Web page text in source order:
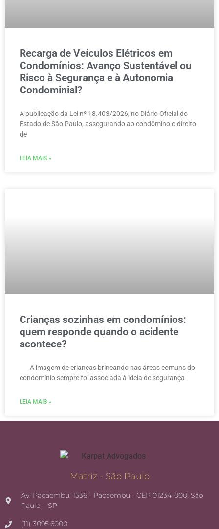
Recarga de Veículos Elétricos em
Condomínios: Avanço Sustentável ou
Risco à Segurança e à Autonomia
Condominial?
A publicação da Lei nº 18.403/2026, no Diário Oficial do
Estado de São Paulo, assegurando ao condômino o direito
de
LEIA MAIS »
Crianças sozinhas em condomínios:
quem responde quando o acidente
acontece?
A imagem de crianças brincando nas áreas comuns do
condomínio sempre foi associada à ideia de segurança
LEIA MAIS »
Matriz - São Paulo
Av. Pacaembu, 1536 - Pacaembu - CEP 01234-000, São
Paulo – SP
(11) 3095.6000